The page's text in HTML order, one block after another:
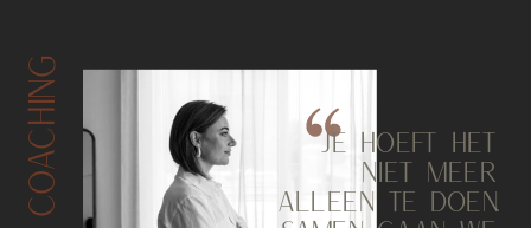
JE HOEFT HET
NIET MEER
ALLEEN TE DOEN.